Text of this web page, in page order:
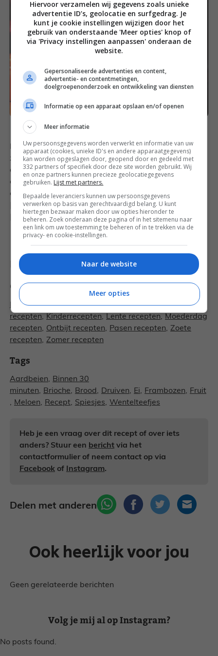
Rijg de wentelteefjes en het fruit aan de stokjes en leg
ze op een schaal. Schenk er nog een beetje
ahornsiroop over en serveer. Het fruit wat je eventueel
over hebt, serveer je er in een bakje bij. Goedemorgen
en eet lekker![/vc_column_text][/vc_column][/vc_row]
[vc_row el_class=”schoolbord”][vc_column]
[vc_column_text]
Recept & fotografie: Francesca
[/vc_column_text][/vc_column][/vc_row]
Categorieën
Brunch recepten, Familie recepten, Feest
recepten, Kinderrecepten, Lente recepten, Moederdag
recepten, Ontbijt recepten, Pasen recepten, Zoete
recepten, Zomer recepten
Tags
Aardbeien, Binnen 30
minuten, Brioche, Brood , Druiven, Ei, Frambozen, Fruit
, Meloen, Recept, Spiesjes, Wentelteefjes
Heb je een vraag over dit recept of over iets
anders? Stuur een bericht via het
contactformulier of neem contact op via
Facebook of Instagram.
Delen met anderen
Ook heerlijk voor jou
Geen gerelateerde berichten
Volg je mij al op Instagram?
No posts found.
Hiervoor verzamelen wij gegevens zoals unieke
advertentie ID’s, geolocatie en surfgedrag. Je
kunt je cookie instellingen wijzigen door het
gebruik van onderstaande 'Meer opties' knop of
via 'Privacy instellingen aanpassen' onderaan de
website.
Gepersonaliseerde advertenties en content,
advertentie- en contentmetingen,
doelgroepenonderzoek en ontwikkeling van diensten
Informatie op een apparaat opslaan en/of openen
Meer informatie
Uw persoonsgegevens worden verwerkt en informatie van uw
apparaat (cookies, unieke ID's en andere apparaatgegevens)
kan worden opgeslagen door, geopend door en gedeeld met
332 partners of specifiek door deze site worden gebruikt. Wij
en onze partners kunnen precieze geolocatiegegevens
gebruiken. Lijst met partners.
Bepaalde leveranciers kunnen uw persoonsgegevens
verwerken op basis van gerechtvaardigd belang. U kunt
hiertegen bezwaar maken door uw opties hieronder te
beheren. Zoek onderaan deze pagina of in het sitemenu naar
een link om uw toestemming te beheren of in te trekken via de
privacy- en cookie-instellingen.
Naar de website
Meer opties